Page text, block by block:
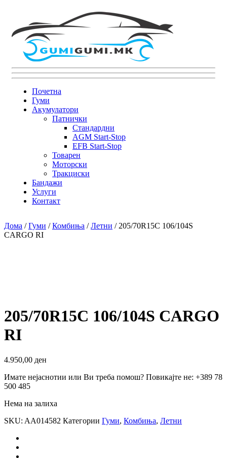
Почетна
Гуми
Акумулатори
Патнички
Стандардни
AGM Start-Stop
EFB Start-Stop
Товарен
Моторски
Тракциски
Бандажи
Услуги
Контакт
Дома /Гуми /Комбиња /Летни / 205/70R15C 106/104S
CARGO RI
205/70R15C 106/104S CARGO
RI
4.950,00 ден
Имате нејаснотии или Ви треба помош? Повикајте не: +389 78
500 485
Нема на залиха
SKU: AA014582 Категории Гуми, Комбиња, Летни